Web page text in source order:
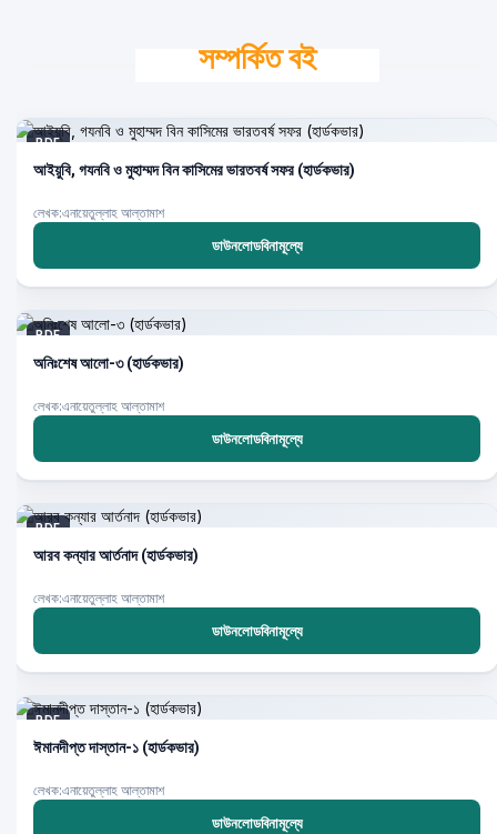
সম্পর্কিত বই
PDF
আইয়ুবি, গযনবি ও মুহাম্মদ বিন কাসিমের ভারতবর্ষ সফর (হার্ডকভার)
লেখক:এনায়েতুল্লাহ আল্‌তামাশ
ডাউনলোডবিনামূল্যে
PDF
অনিঃশেষ আলো-৩ (হার্ডকভার)
লেখক:এনায়েতুল্লাহ আল্‌তামাশ
ডাউনলোডবিনামূল্যে
PDF
আরব কন্যার আর্তনাদ (হার্ডকভার)
লেখক:এনায়েতুল্লাহ আল্‌তামাশ
ডাউনলোডবিনামূল্যে
PDF
ঈমানদীপ্ত দাস্তান-১ (হার্ডকভার)
লেখক:এনায়েতুল্লাহ আল্‌তামাশ
ডাউনলোডবিনামূল্যে